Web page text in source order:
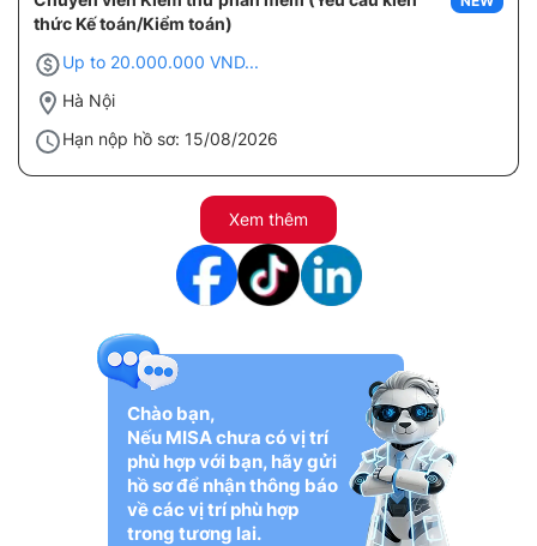
thức Kế toán/Kiểm toán)
Up to 20.000.000 VND...
Hà Nội
Hạn nộp hồ sơ: 15/08/2026
Xem thêm
Chào bạn,
Nếu MISA chưa có vị trí
phù hợp với bạn, hãy gửi
hồ sơ để nhận thông báo
về các vị trí phù hợp
trong tương lai.